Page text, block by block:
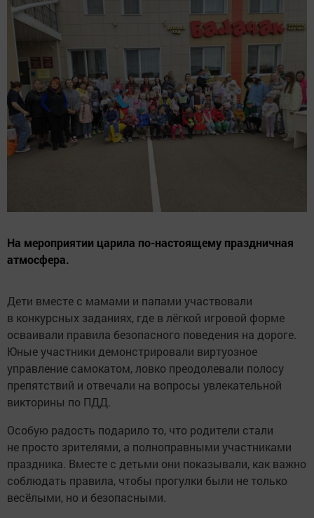
На мероприятии царила по-настоящему праздничная
атмосфера.
Дети вместе с мамами и папами участвовали
в конкурсных заданиях, где в лёгкой игровой форме
осваивали правила безопасного поведения на дороге.
Юные участники демонстрировали виртуозное
управление самокатом, ловко преодолевали полосу
препятствий и отвечали на вопросы увлекательной
викторины по ПДД.
Особую радость подарило то, что родители стали
не просто зрителями, а полноправными участниками
праздника. Вместе с детьми они показывали, как важно
соблюдать правила, чтобы прогулки были не только
весёлыми, но и безопасными.